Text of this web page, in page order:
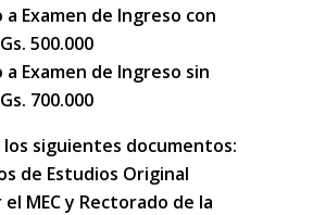
a Examen de Ingreso con
500.000
a Examen de Ingreso sin
700.000
siguientes documentos:
de Estudios Original
MEC y Rectorado de la